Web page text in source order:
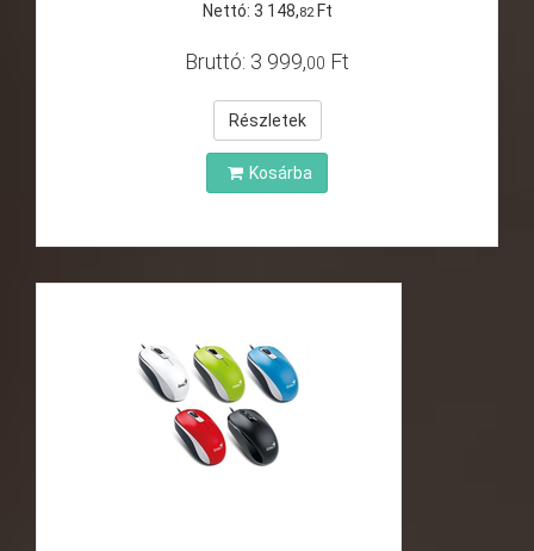
Nettó: 3 148,82 Ft
Bruttó: 3 999,00 Ft
Részletek
Kosárba